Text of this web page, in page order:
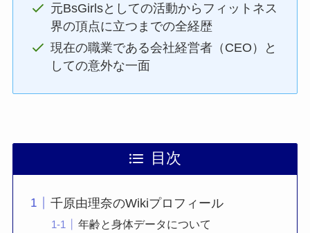
元BsGirlsとしての活動からフィットネス
界の頂点に立つまでの全経歴
現在の職業である会社経営者（CEO）と
しての意外な一面
目次
千原由理奈のWikiプロフィール
年齢と身体データについて